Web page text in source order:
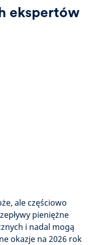
ekspertów
ale częściowo
pieniężne
i nadal mogą
okazje na 2026 rok